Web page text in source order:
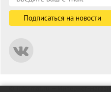
© informat.ru — Интернет-